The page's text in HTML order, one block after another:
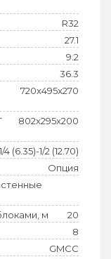
R32
27.1
9.2
36.3
720x495x270
802x295x200
1/4 (6.35)-1/2 (12.70)
Опция
м
20
8
GMCC